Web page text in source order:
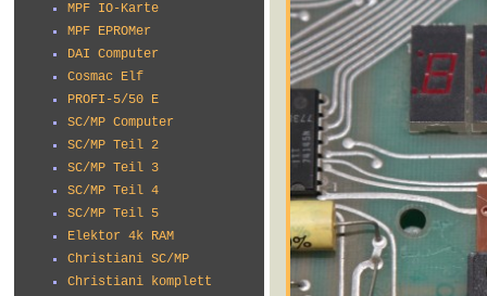
MPF IO-Karte
MPF EPROMer
DAI Computer
Cosmac Elf
PROFI-5/50 E
SC/MP Computer
SC/MP Teil 2
SC/MP Teil 3
SC/MP Teil 4
SC/MP Teil 5
Elektor 4k RAM
Christiani SC/MP
Christiani komplett